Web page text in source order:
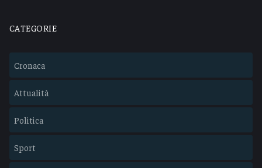
CATEGORIE
Cronaca
Attualità
Politica
Sport